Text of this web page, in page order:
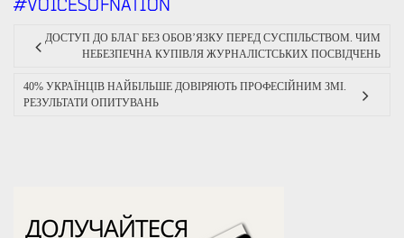
#VOICESOFNATION
ДОСТУП ДО БЛАГ БЕЗ ОБОВ’ЯЗКУ ПЕРЕД СУСПІЛЬСТВОМ. ЧИМ
НЕБЕЗПЕЧНА КУПІВЛЯ ЖУРНАЛІСТСЬКИХ ПОСВІДЧЕНЬ
40% УКРАЇНЦІВ НАЙБІЛЬШЕ ДОВІРЯЮТЬ ПРОФЕСІЙНИМ ЗМІ.
РЕЗУЛЬТАТИ ОПИТУВАНЬ